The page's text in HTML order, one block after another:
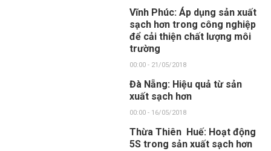
Vĩnh Phúc: Áp dụng sản xuất
sạch hơn trong công nghiệp
để cải thiện chất lượng môi
trường
00:00 - 21/05/2018
Đà Nẵng: Hiệu quả từ sản
xuất sạch hơn
00:00 - 16/05/2018
Thừa Thiên Huế: Hoạt động
5S trong sản xuất sạch hơn